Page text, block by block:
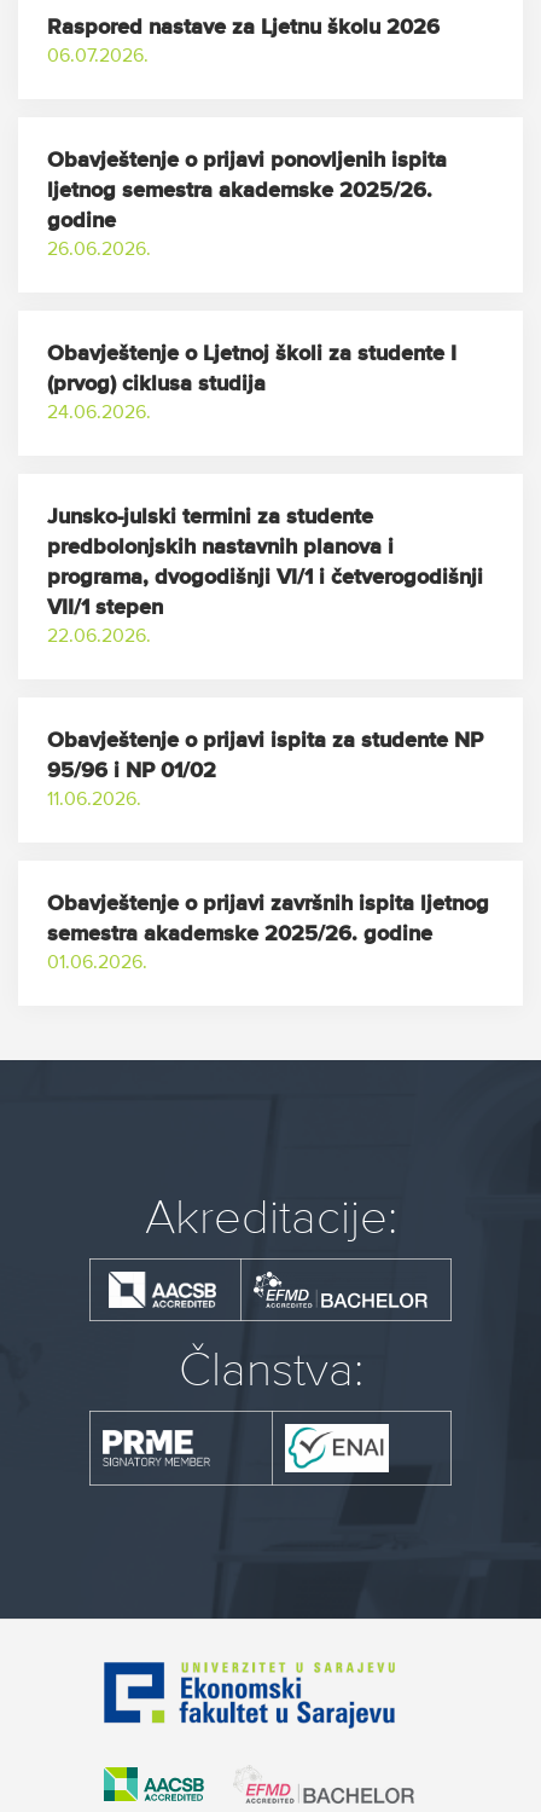
Raspored nastave za Ljetnu školu 2026
06.07.2026.
Obavještenje o prijavi ponovljenih ispita
ljetnog semestra akademske 2025/26.
godine
26.06.2026.
Obavještenje o Ljetnoj školi za studente I
(prvog) ciklusa studija
24.06.2026.
Junsko-julski termini za studente
predbolonjskih nastavnih planova i
programa, dvogodišnji VI/1 i četverogodišnji
VII/1 stepen
22.06.2026.
Obavještenje o prijavi ispita za studente NP
95/96 i NP 01/02
11.06.2026.
Obavještenje o prijavi završnih ispita ljetnog
semestra akademske 2025/26. godine
01.06.2026.
Akreditacije:
Članstva: